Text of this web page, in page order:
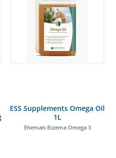
ESS Supplements Omega Oil
1L
Ehemals Eczema Omega 3